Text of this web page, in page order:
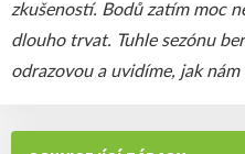
zkušeností. Bodů zatím moc
dlouho trvat. Tuhle sezónu
odrazovou a uvidíme, jak